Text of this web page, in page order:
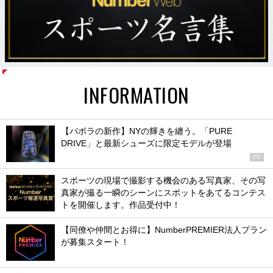
INFORMATION
【バボラの新作】NYの輝きを纏う。「PURE
DRIVE」と最新シューズに限定モデルが登場
PR
スポーツの現場で撮影する機会のある写真家、その写
真家が撮る一瞬のシーンにスポットをあてるコンテス
トを開催します。作品受付中！
【同僚や仲間とお得に】NumberPREMIER法人プラン
が募集スタート！